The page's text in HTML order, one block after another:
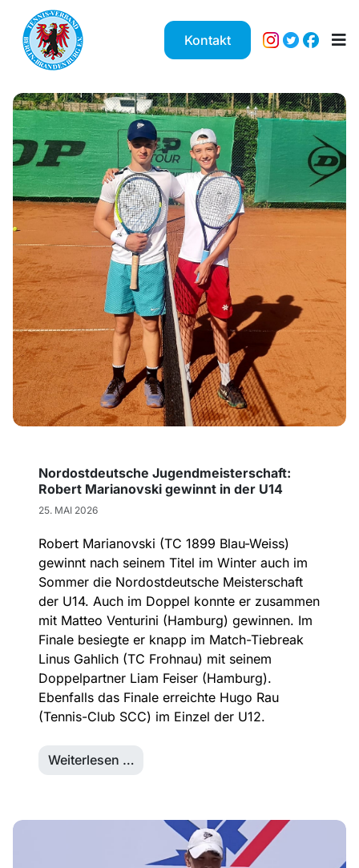
Kontakt
Nordostdeutsche Jugendmeisterschaft:
Robert Marianovski gewinnt in der U14
25. MAI 2026
Robert Marianovski (TC 1899 Blau-Weiss)
gewinnt nach seinem Titel im Winter auch im
Sommer die Nordostdeutsche Meisterschaft
der U14. Auch im Doppel konnte er zusammen
mit Matteo Venturini (Hamburg) gewinnen. Im
Finale besiegte er knapp im Match-Tiebreak
Linus Gahlich (TC Frohnau) mit seinem
Doppelpartner Liam Feiser (Hamburg).
Ebenfalls das Finale erreichte Hugo Rau
(Tennis-Club SCC) im Einzel der U12.
Weiterlesen …